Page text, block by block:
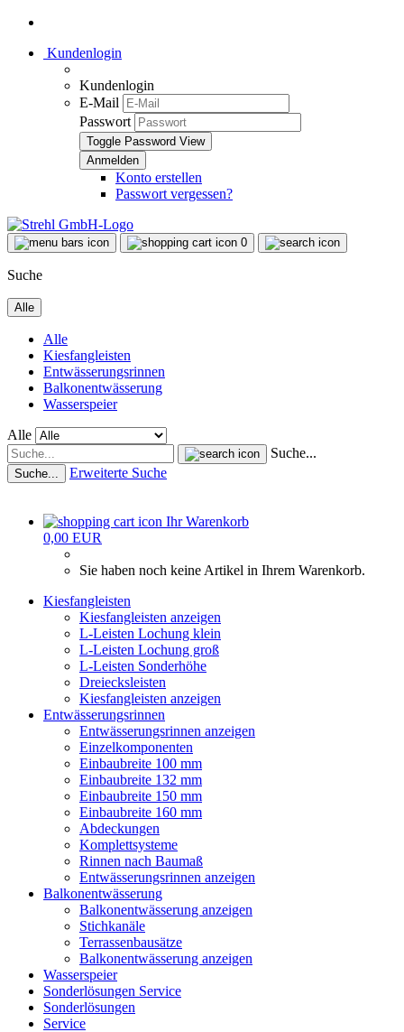
Kundenlogin
Kundenlogin
E-Mail
Passwort
Toggle Password View
Konto erstellen
Passwort vergessen?
0
Suche
Alle
Alle
Kiesfangleisten
Entwässerungsrinnen
Balkonentwässerung
Wasserspeier
Alle
Suche...
Suche... Erweiterte Suche
Ihr Warenkorb
0,00 EUR
Sie haben noch keine Artikel in Ihrem Warenkorb.
Kiesfangleisten
Kiesfangleisten anzeigen
L-Leisten Lochung klein
L-Leisten Lochung groß
L-Leisten Sonderhöhe
Dreiecksleisten
Kiesfangleisten anzeigen
Entwässerungsrinnen
Entwässerungsrinnen anzeigen
Einzelkomponenten
Einbaubreite 100 mm
Einbaubreite 132 mm
Einbaubreite 150 mm
Einbaubreite 160 mm
Abdeckungen
Komplettsysteme
Rinnen nach Baumaß
Entwässerungsrinnen anzeigen
Balkonentwässerung
Balkonentwässerung anzeigen
Stichkanäle
Terrassenbausätze
Balkonentwässerung anzeigen
Wasserspeier
Sonderlösungen Service
Sonderlösungen
Service